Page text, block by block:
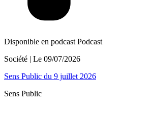
Disponible en podcast Podcast
Société | Le 09/07/2026
Sens Public du 9 juillet 2026
Sens Public